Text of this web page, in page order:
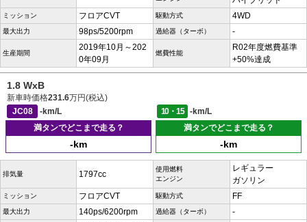
ミッション フロアCVT 駆動方式 4WD
最大出力 98ps/5200rpm 過給器（ターボ） -
生産期間
2019年10月～202
0年09月
燃費性能
R02年度燃費基準
+50%達成
1.8 WxB
新車時価格231.6万円(税込)
JC08
-km/L 10・15
-km/L
満タンでどこまで走る？
-km
満タンでどこまで走る？
-km
排気量 1797cc
使用燃料
エンジン
レギュラー
ガソリン
ミッション フロアCVT 駆動方式 FF
最大出力 140ps/6200rpm 過給器（ターボ） -